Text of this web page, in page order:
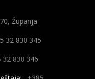
Županja
32 830 345
32 830 346